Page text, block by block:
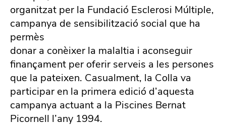
organitzat per la Fundació Esclerosi Múltiple,
campanya de sensibilització social que ha
permès
donar a conèixer la malaltia i aconseguir
finançament per oferir serveis a les persones
que la pateixen. Casualment, la Colla va
participar en la primera edició d’aquesta
campanya actuant a la Piscines Bernat
Picornell l’any 1994.